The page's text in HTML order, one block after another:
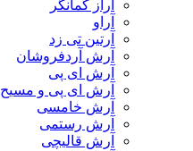
آراز کمانگر
آراو
آرتین تی زد
آرش آردفروشان
آرش ای پی
آرش ای پی و مسیح
آرش خامسی
آرش رستمی
آرش قالیچی